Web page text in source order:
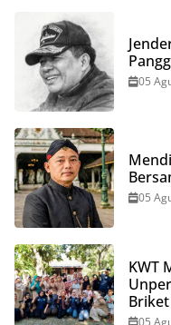
05
05
KWT
Briket
05